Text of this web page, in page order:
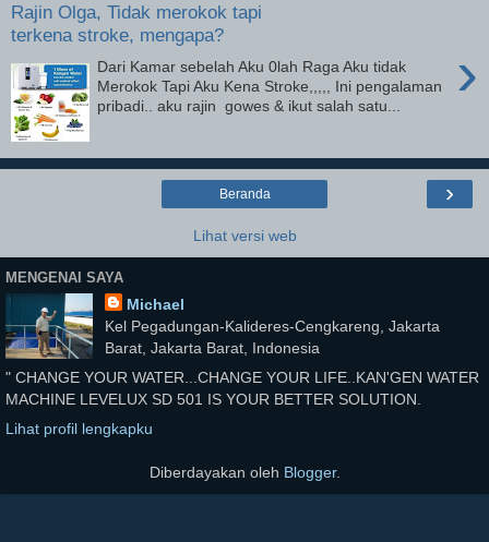
Rajin Olga, Tidak merokok tapi
terkena stroke, mengapa?
›
Dari Kamar sebelah Aku 0lah Raga Aku tidak
Merokok Tapi Aku Kena Stroke,,,,, Ini pengalaman
pribadi.. aku rajin gowes & ikut salah satu...
›
Beranda
Lihat versi web
MENGENAI SAYA
Michael
Kel Pegadungan-Kalideres-Cengkareng, Jakarta
Barat, Jakarta Barat, Indonesia
" CHANGE YOUR WATER...CHANGE YOUR LIFE..KAN'GEN WATER
MACHINE LEVELUX SD 501 IS YOUR BETTER SOLUTION.
Lihat profil lengkapku
Diberdayakan oleh Blogger.